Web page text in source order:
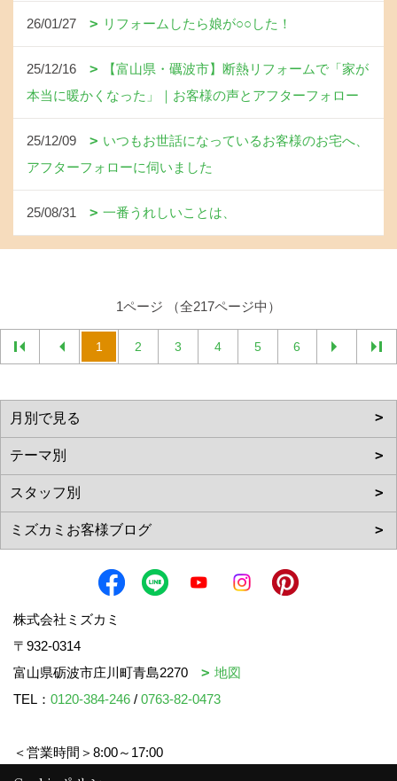
26/01/27 リフォームしたら娘が○○した！
25/12/16
【富山県・礪波市】断熱リフォームで「家が
本当に暖かくなった」｜お客様の声とアフターフォロー
25/12/09
いつもお世話になっているお客様のお宅へ、
アフターフォローに伺いました
25/08/31 一番うれしいことは、
1ページ （全217ページ中）
1 2 3 4 5 6
株式会社ミズカミ
〒932-0314
富山県砺波市庄川町青島2270
地図
TEL： 0120-384-246 / 0763-82-0473
＜営業時間＞8:00～17:00